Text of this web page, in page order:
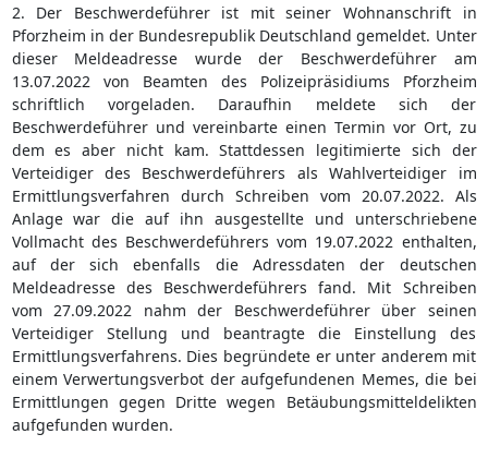
2. Der Beschwerdeführer ist mit seiner Wohnanschrift in
Pforzheim in der Bundesrepublik Deutschland gemeldet. Unter
dieser Meldeadresse wurde der Beschwerdeführer am
13.07.2022 von Beamten des Polizeipräsidiums Pforzheim
schriftlich vorgeladen. Daraufhin meldete sich der
Beschwerdeführer und vereinbarte einen Termin vor Ort, zu
dem es aber nicht kam. Stattdessen legitimierte sich der
Verteidiger des Beschwerdeführers als Wahlverteidiger im
Ermittlungsverfahren durch Schreiben vom 20.07.2022. Als
Anlage war die auf ihn ausgestellte und unterschriebene
Vollmacht des Beschwerdeführers vom 19.07.2022 enthalten,
auf der sich ebenfalls die Adressdaten der deutschen
Meldeadresse des Beschwerdeführers fand. Mit Schreiben
vom 27.09.2022 nahm der Beschwerdeführer über seinen
Verteidiger Stellung und beantragte die Einstellung des
Ermittlungsverfahrens. Dies begründete er unter anderem mit
einem Verwertungsverbot der aufgefundenen Memes, die bei
Ermittlungen gegen Dritte wegen Betäubungsmitteldelikten
aufgefunden wurden.